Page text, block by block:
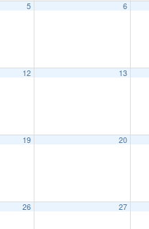
5 6
12 13
19 20
26 27